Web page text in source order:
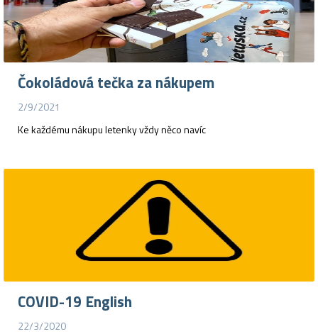
Čokoládová tečka za nákupem
2/9/2021
Ke každému nákupu letenky vždy něco navíc
COVID-19 English
22/3/2020